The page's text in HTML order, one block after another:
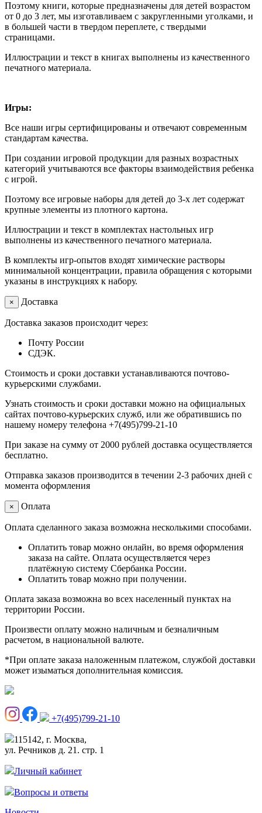
Поэтому книги, которые предназначены для детей возрастом
от 0 до 3 лет, мы изготавливаем с закругленными уголками, и
в большей части в твердом переплете, с твердыми
страницами.
Иллюстрации и текст в книгах выполнены из качественного
печатного материала.
Игры:
Все наши игры сертифицированы и отвечают современным
стандартам качества.
При создании игровой продукции для разных возрастных
категорий учитываются все факторы взаимодействия ребенка
с игрой.
Поэтому все игровые наборы для детей до 3-х лет содержат
крупные элементы из плотного картона.
Иллюстрации и текст в комплектах настольных игр
выполнены из качественного печатного материала.
В комплекты игр-опытов входят химические растворы
минимальной концентрации, правила обращения с которыми
указаны в инструкциях к набору.
× Доставка
Доставка заказов происходит через:
Почту России
СДЭК.
Стоимость и сроки доставки устанавливаются почтово-
курьерскими службами.
Узнать стоимость и сроки доставки можно на официальных
сайтах почтово-курьерских служб, или же обратившись по
нашему номеру телефона +7(495)799-21-10
При заказе на сумму от 2000 рублей доставка осуществляется
бесплатно.
Отправка заказов производится в течении 2-3 рабочих дней с
момента оформления
× Оплата
Оплата сделанного заказа возможна несколькими способами.
Оплатить товар можно онлайн, во время оформления
заказа на сайте. Оплата осуществляется через
платёжную систему Сбербанка России.
Оплатить товар можно при получении.
Оплата заказа возможна во всех населенный пунктах на
территории России.
Произвести оплату можно наличным и безналичным
расчетом, в национальной валюте.
*При оплате заказа наложенным платежом, службой доставки
может изыматься дополнительная комиссия.
+7(495)799-21-10
115142, г. Москва,
ул. Речников д. 21. стр. 1
Личный кабинет
Вопросы и ответы